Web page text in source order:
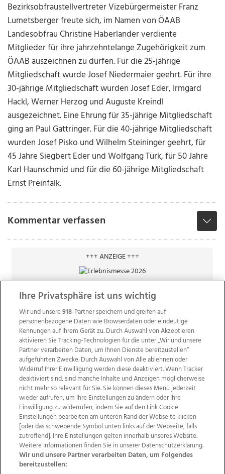
Bezirksobfraustellvertreter Vizebürgermeister Franz
Lumetsberger freute sich, im Namen von ÖAAB
Landesobfrau Christine Haberlander verdiente
Mitglieder für ihre jahrzehntelange Zugehörigkeit zum
ÖAAB auszeichnen zu dürfen. Für die 25-jährige
Mitgliedschaft wurde Josef Niedermaier geehrt. Für ihre
30-jährige Mitgliedschaft wurden Josef Eder, Irmgard
Hackl, Werner Herzog und Auguste Kreindl
ausgezeichnet. Eine Ehrung für 35-jährige Mitgliedschaft
ging an Paul Gattringer. Für die 40-jährige Mitgliedschaft
wurden Josef Pisko und Wilhelm Steininger geehrt, für
45 Jahre Siegbert Eder und Wolfgang Türk, für 50 Jahre
Karl Haunschmid und für die 60-jährige Mitgliedschaft
Ernst Preinfalk.
Kommentar verfassen
+++ ANZEIGE +++
Wir über uns Mediadaten Kontakt
Jobs
Datenschutz
Impressum
AGB Anzeigekunden
AGB Website
Ehrenkodex Politische Werbung
Ihre Privatsphäre ist uns wichtig
Wir und unsere918-Partner speichern und greifen auf
personenbezogene Daten wie Browserdaten oder eindeutige
Kennungen auf Ihrem Gerät zu. Durch Auswahl von Akzeptieren
aktivieren Sie Tracking-Technologien für die unter „Wir und unsere
Partner verarbeiten Daten, um Ihnen Dienste bereitzustellen“
aufgeführten Zwecke. Durch Auswahl von Alle ablehnen oder
Widerruf Ihrer Einwilligung werden diese deaktiviert. Wenn Tracker
deaktiviert sind, sind manche Inhalte und Anzeigen möglicherweise
nicht mehr so relevant für Sie. Sie können dieses Menü jederzeit
wieder aufrufen, um Ihre Einstellungen zu ändern oder Ihre
Einwilligung zu widerrufen, indem Sie auf den Link Cookie
Einstellungen bearbeiten am unteren Rand der Webseite klicken
[oder das schwebende Symbol unten links auf der Webseite, falls
zutreffend]. Ihre Einstellungen gelten innerhalb unseres Website.
Weitere Informationen finden Sie in unserer Datenschutzerklärung.
Wir und unsere Partner verarbeiten Daten, um Folgendes
bereitzustellen: